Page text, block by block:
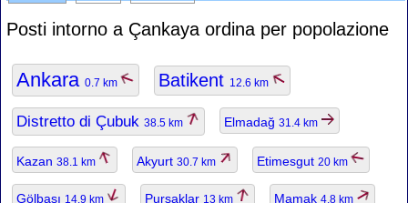
Posti intorno a Çankaya ordina per popolazione
Ankara 0.7 km Batikent 12.6 km
Distretto di Çubuk 38.5 km Elmadağ 31.4 km
Kazan 38.1 km Akyurt 30.7 km Etimesgut 20 km
Gölbaşı 14.9 km Pursaklar 13 km Mamak 4.8 km